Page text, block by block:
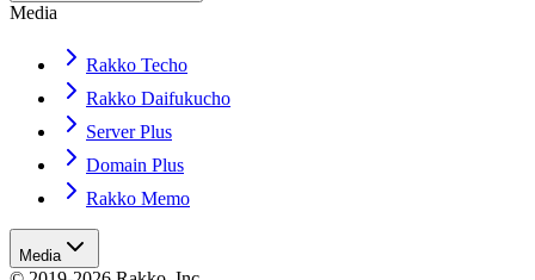
Media
Rakko Techo
Rakko Daifukucho
Server Plus
Domain Plus
Rakko Memo
Media